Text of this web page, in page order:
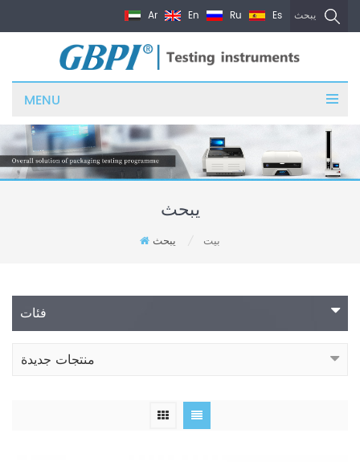
يبحث Ar En Ru Es
MENU
يبحث
بيت يبحث
فئات
منتجات جديدة